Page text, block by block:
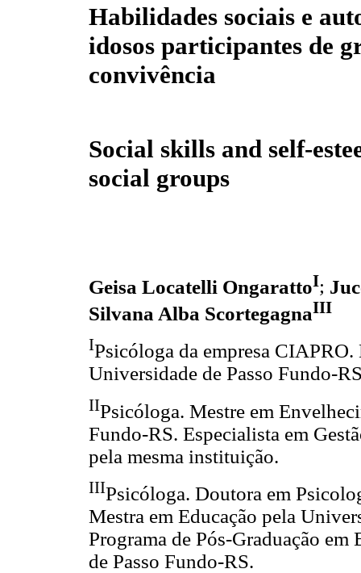
Habilidades sociais e
idosos participantes de
convivência
Social skills and self-
social groups
Geisa Locatelli OngarattoI;
Silvana Alba ScortegagnaIII
IPsicóloga da empresa
Universidade de Passo Fundo-
IIPsicóloga. Mestre em
Fundo-RS. Especialista em
pela mesma instituição.
IIIPsicóloga. Doutora em
Mestra em Educação pela
Programa de Pós-Graduação
de Passo Fundo-RS.